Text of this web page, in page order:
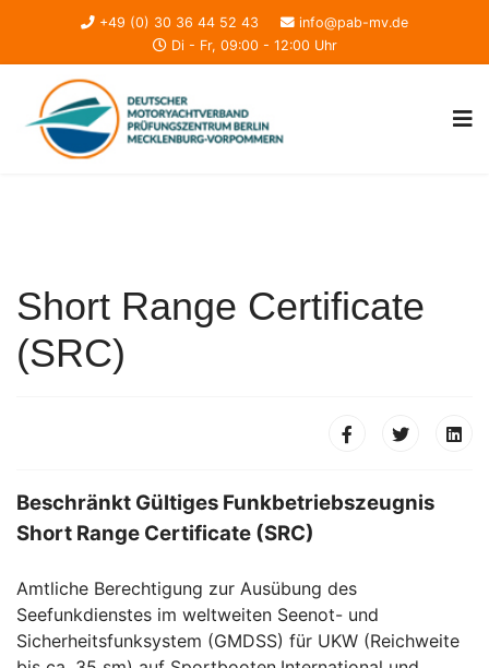
+49 (0) 30 36 44 52 43
info@pab-mv.de
Di - Fr, 09:00 - 12:00 Uhr
Short Range Certificate
(SRC)
Beschränkt Gültiges Funkbetriebszeugnis
Short Range Certificate (SRC)
Amtliche Berechtigung zur Ausübung des
Seefunkdienstes im weltweiten Seenot- und
Sicherheitsfunksystem (GMDSS) für UKW (Reichweite